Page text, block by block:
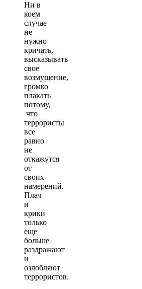
Ни в
коем
случае
не
нужно
кричать,
высказывать
свое
возмущение,
громко
плакать
потому,
что
террористы
все
равно
не
откажутся
от
своих
намерений.
Плач
и
крики
только
еще
больше
раздражают
и
озлобляют
террористов.